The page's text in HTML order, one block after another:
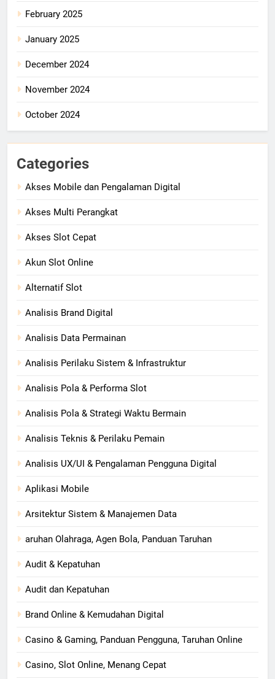
February 2025
January 2025
December 2024
November 2024
October 2024
Categories
Akses Mobile dan Pengalaman Digital
Akses Multi Perangkat
Akses Slot Cepat
Akun Slot Online
Alternatif Slot
Analisis Brand Digital
Analisis Data Permainan
Analisis Perilaku Sistem & Infrastruktur
Analisis Pola & Performa Slot
Analisis Pola & Strategi Waktu Bermain
Analisis Teknis & Perilaku Pemain
Analisis UX/UI & Pengalaman Pengguna Digital
Aplikasi Mobile
Arsitektur Sistem & Manajemen Data
aruhan Olahraga, Agen Bola, Panduan Taruhan
Audit & Kepatuhan
Audit dan Kepatuhan
Brand Online & Kemudahan Digital
Casino & Gaming, Panduan Pengguna, Taruhan Online
Casino, Slot Online, Menang Cepat